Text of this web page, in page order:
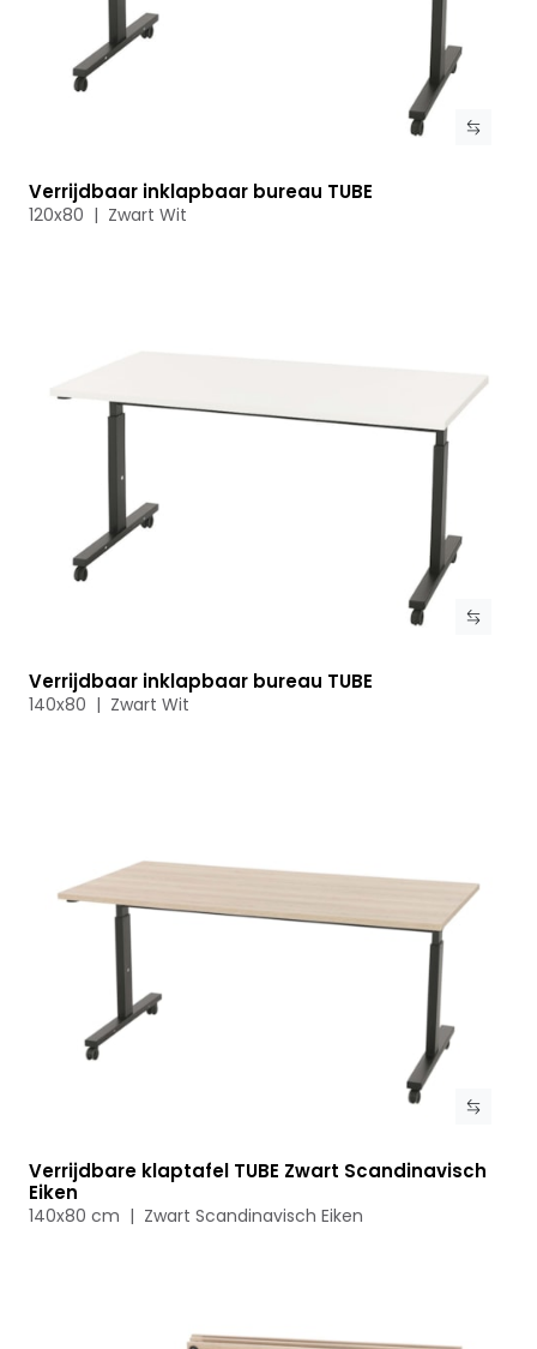
Bekijk product
Verrijdbaar inklapbaar bureau TUBE
120x80 | Zwart Wit
Bekijk product
Verrijdbaar inklapbaar bureau TUBE
140x80 | Zwart Wit
Bekijk product
Verrijdbare klaptafel TUBE Zwart Scandinavisch
Eiken
140x80 cm | Zwart Scandinavisch Eiken